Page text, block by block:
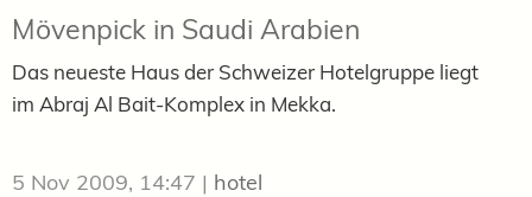
Mövenpick in Saudi Arabien
Das neueste Haus der Schweizer Hotelgruppe liegt
im Abraj Al Bait-Komplex in Mekka.
5 Nov 2009, 14:47 | hotel